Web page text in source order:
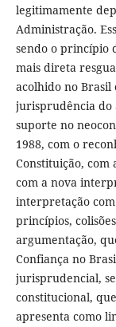
legitimamente
Administração.
sendo o princípio
mais direta
acolhido no
jurisprudência do
suporte no
1988, com o
Constituição, com
com a nova
interpretação
princípios,
argumentação,
Confiança no
jurisprudencial,
constitucional,
apresenta como